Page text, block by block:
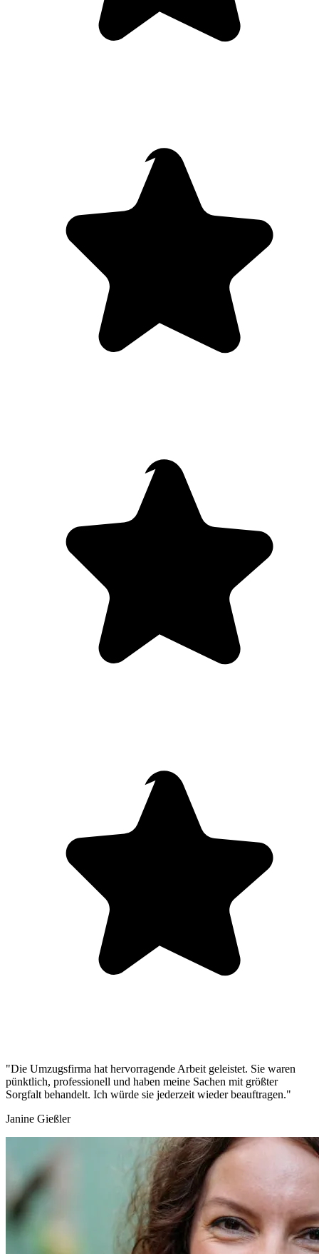
"Die Umzugsfirma hat hervorragende Arbeit geleistet. Sie waren
pünktlich, professionell und haben meine Sachen mit größter
Sorgfalt behandelt. Ich würde sie jederzeit wieder beauftragen."
Janine Gießler